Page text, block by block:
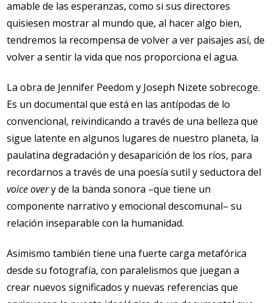
amable de las esperanzas, como si sus directores
quisiesen mostrar al mundo que, al hacer algo bien,
tendremos la recompensa de volver a ver paisajes así, de
volver a sentir la vida que nos proporciona el agua.
La obra de Jennifer Peedom y Joseph Nizete sobrecoge.
Es un documental que está en las antípodas de lo
convencional, reivindicando a través de una belleza que
sigue latente en algunos lugares de nuestro planeta, la
paulatina degradación y desaparición de los ríos, para
recordarnos a través de una poesía sutil y seductora del
voice overy de la banda sonora –que tiene un
componente narrativo y emocional descomunal– su
relación inseparable con la humanidad.
Asimismo también tiene una fuerte carga metafórica
desde su fotografía, con paralelismos que juegan a
crear nuevos significados y nuevas referencias que